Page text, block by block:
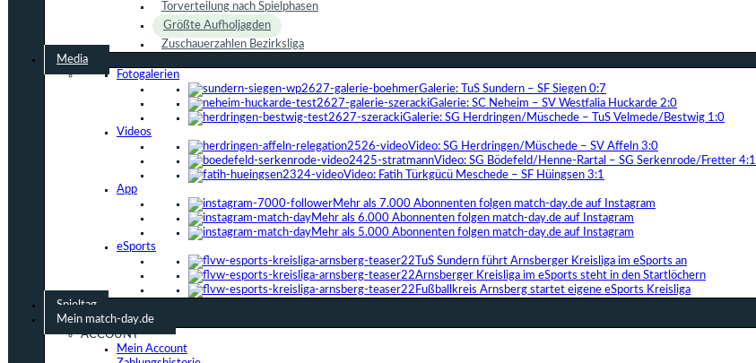
Torverteilung nach Spielphasen
Größte Aufholjagden
Zuschauerzahlen Bezirksliga
Media
Fotogalerien
Galerie: TuS Sundern – SF Siegen 0:7
Galerie: SC Neheim – SV Westfalia Huckarde 2:0
Galerie: SG Herdringen/Müschede – TuS Velmede/Bestwig 1:0
Videos
Video: SG Herdringen/Müschede – SV Affeln 3:0
Video: SG Bödefeld/Henne-Rartal – SG Serkenrode/Fretter 4:1
Video: Fatih Türkgücü Meschede – SF Hüingsen 3:1
App
Mehr als 7.000 Abonnenten folgen match-day.de auf Instagram
Mehr als 6.000 Abonnenten folgen match-day.de auf Instagram
Mehr als 5.000 Abonnenten folgen match-day.de auf Instagram
eSports
TuS Sundern führt Arnsberger Kreisliga im eSports an
Arnsberger Kreisliga im eSports steht in den Startlöchern
Fußballkreis Arnsberg startet eigene eSports Kreisliga
Spieltag
Mein match-day.de
ACCOUNT
Mein Account